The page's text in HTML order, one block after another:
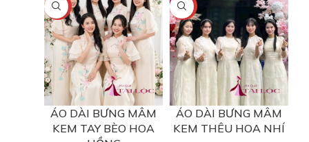
-17%
ÁO DÀI BƯNG MÂM
KEM TAY BÈO HOA
-23%
ÁO DÀI BƯNG MÂM
KEM THÊU HOA NHÍ